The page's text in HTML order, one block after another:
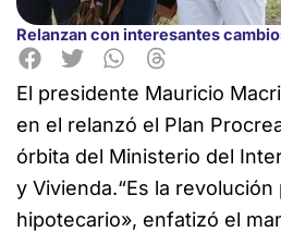
Relanzan con interesantes
El presidente Mauricio
en el relanzó el Plan
órbita del Ministerio del
y Vivienda.“Es la
hipotecario», enfatizó el